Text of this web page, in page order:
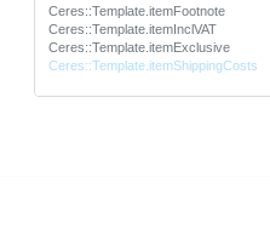
Ceres::Template.itemFootnote
Ceres::Template.itemInclVAT
Ceres::Template.itemExclusive
Ceres::Template.itemShippingCosts